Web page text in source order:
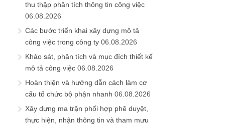
thu thập phân tích thông tin công việc
06.08.2026
Các bước triển khai xây dựng mô tả
công việc trong công ty 06.08.2026
Khảo sát, phân tích và mục đích thiết kế
mô tả công việc 06.08.2026
Hoàn thiện và hướng dẫn cách làm cơ
cấu tổ chức bộ phận nhanh 06.08.2026
Xây dựng ma trận phối hợp phê duyệt,
thực hiện, nhận thông tin và tham mưu